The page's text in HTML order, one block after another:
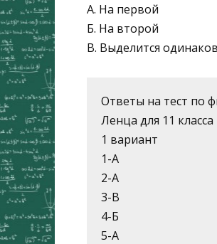
А. На первой
Б. На второй
В. Выделится
Ответы на тест по
Ленца для 11 класса
1 вариант
1-А
2-А
3-В
4-Б
5-А